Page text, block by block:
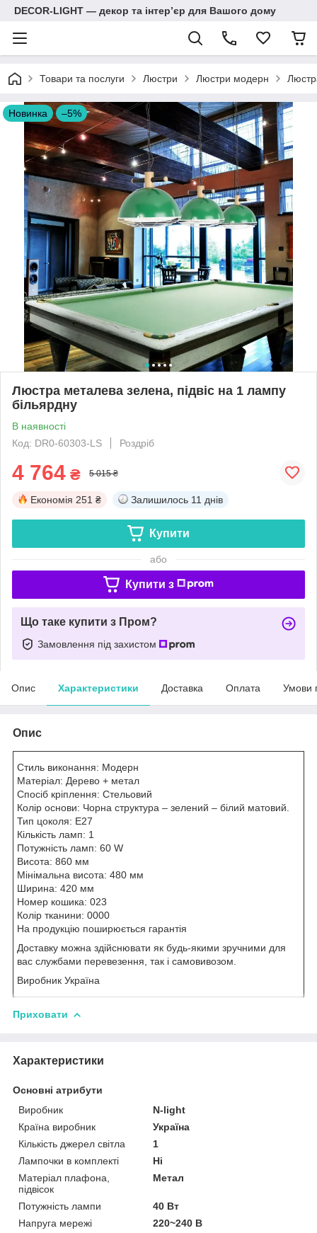
DECOR-LIGHT — декор та інтерʼєр для Вашого дому
Товари та послуги Люстри Люстри модерн
Новинка –5%
Люстра металева зелена, підвіс на 1 лампу
більярдну
В наявності
Код: DR0-60303-LS
Роздріб
4 764 ₴ 5 015 ₴
Економія 251 ₴ Залишилось 11 днів
Купити
або
Купити з
Що таке купити з Пром?
Замовлення під захистом
Опис Характеристики Доставка Оплата Умови
Опис
Стиль виконання: Модерн
Матеріал: Дерево + метал
Спосіб кріплення: Стельовий
Колір основи: Чорна структура – зелений – білий матовий.
Тип цоколя: E27
Кількість ламп: 1
Потужність ламп: 60 W
Висота: 860 мм
Мінімальна висота: 480 мм
Ширина: 420 мм
Номер кошика: 023
Колір тканини: 0000
На продукцію поширюється гарантія
Доставку можна здійснювати як будь-якими зручними для
вас службами перевезення, так і самовивозом.
Виробник Україна
Приховати
Характеристики
Основні атрибути
Виробник
N-light
Країна виробник
Україна
Кількість джерел світла
1
Лампочки в комплекті
Ні
Матеріал плафона,
підвісок
Метал
Потужність лампи
40 Вт
Напруга мережі
220~240 В